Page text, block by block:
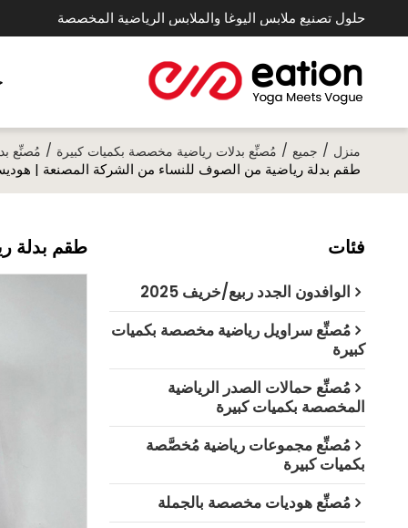
حلول تصنيع ملابس اليوغا والملابس الرياضية المخصصة
منزل / جميع / مُصنِّع بدلات رياضية مخصصة بكميات كبيرة / مُصنِّع
طقم بدلة رياضية من الصوف للنساء من الشركة المصنعة |
طقم بدلة فئات
الوافدون الجدد ربيع/خريف 2025
مُصنِّع سراويل رياضية مخصصة بكميات
كبيرة
مُصنِّع حمالات الصدر الرياضية
المخصصة بكميات كبيرة
مُصنِّع مجموعات رياضية مُخصَّصة
بكميات كبيرة
مُصنِّع هوديات مخصصة بالجملة